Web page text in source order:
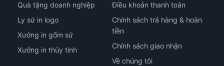
Quà tặng doanh nghiệp
Ly sứ in logo
Xưởng in gốm sứ
Xưởng in thủy tinh
Điều khoản thanh toán
Chính sách trả hàng & hoàn
tiền
Chính sách giao nhận
Về chúng tôi